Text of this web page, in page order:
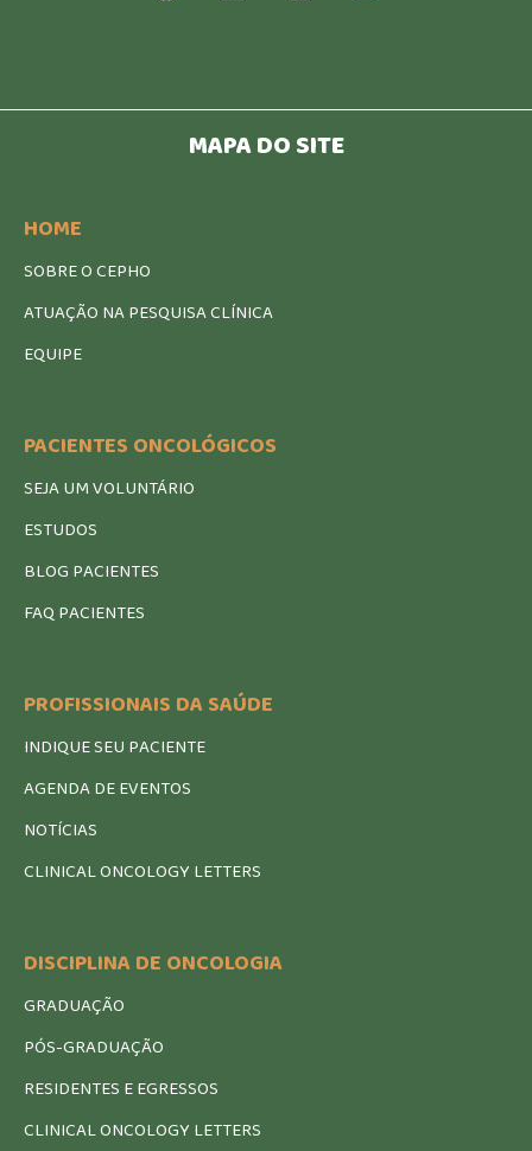
MAPA DO SITE
HOME
SOBRE O CEPHO
ATUAÇÃO NA PESQUISA CLÍNICA
EQUIPE
PACIENTES ONCOLÓGICOS
SEJA UM VOLUNTÁRIO
ESTUDOS
BLOG PACIENTES
FAQ PACIENTES
PROFISSIONAIS DA SAÚDE
INDIQUE SEU PACIENTE
AGENDA DE EVENTOS
NOTÍCIAS
CLINICAL ONCOLOGY LETTERS
DISCIPLINA DE ONCOLOGIA
GRADUAÇÃO
PÓS-GRADUAÇÃO
RESIDENTES E EGRESSOS
CLINICAL ONCOLOGY LETTERS